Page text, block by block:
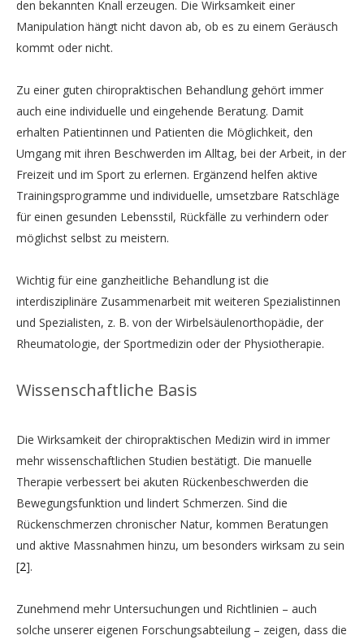
den bekannten Knall erzeugen. Die Wirksamkeit einer
Manipulation hängt nicht davon ab, ob es zu einem Geräusch
kommt oder nicht.
Zu einer guten chiropraktischen Behandlung gehört immer
auch eine individuelle und eingehende Beratung. Damit
erhalten Patientinnen und Patienten die Möglichkeit, den
Umgang mit ihren Beschwerden im Alltag, bei der Arbeit, in der
Freizeit und im Sport zu erlernen. Ergänzend helfen aktive
Trainingsprogramme und individuelle, umsetzbare Ratschläge
für einen gesunden Lebensstil, Rückfälle zu verhindern oder
möglichst selbst zu meistern.
Wichtig für eine ganzheitliche Behandlung ist die
interdisziplinäre Zusammenarbeit mit weiteren Spezialistinnen
und Spezialisten, z. B. von der Wirbelsäulenorthopädie, der
Rheumatologie, der Sportmedizin oder der Physiotherapie.
Wissenschaftliche Basis
Die Wirksamkeit der chiropraktischen Medizin wird in immer
mehr wissenschaftlichen Studien bestätigt. Die manuelle
Therapie verbessert bei akuten Rückenbeschwerden die
Bewegungsfunktion und lindert Schmerzen. Sind die
Rückenschmerzen chronischer Natur, kommen Beratungen
und aktive Massnahmen hinzu, um besonders wirksam zu sein
2
surgical management of chronic primary low back pain in
.
Zunehmend mehr Untersuchungen und Richtlinien – auch
solche unserer eigenen Forschungsabteilung – zeigen, dass die